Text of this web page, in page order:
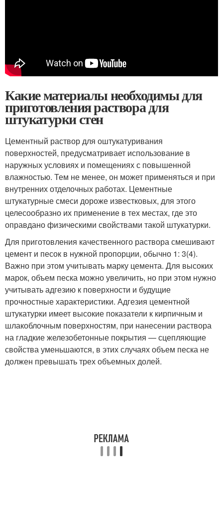
Какие материалы необходимы для
приготовления раствора для
штукатурки стен
Цементный раствор для оштукатуривания
поверхностей, предусматривает использование в
наружных условиях и помещениях с повышенной
влажностью. Тем не менее, он может применяться и при
внутренних отделочных работах. Цементные
штукатурные смеси дороже известковых, для этого
целесообразно их применение в тех местах, где это
оправдано физическими свойствами такой штукатурки.
Для приготовления качественного раствора смешивают
цемент и песок в нужной пропорции, обычно 1: 3(4).
Важно при этом учитывать марку цемента. Для высоких
марок, объем песка можно увеличить, но при этом нужно
учитывать адгезию к поверхности и будущие
прочностные характеристики. Адгезия цементной
штукатурки имеет высокие показатели к кирпичным и
шлакоблочным поверхностям, при нанесении раствора
на гладкие железобетонные покрытия — сцепляющие
свойства уменьшаются, в этих случаях объем песка не
должен превышать трех объемных долей.